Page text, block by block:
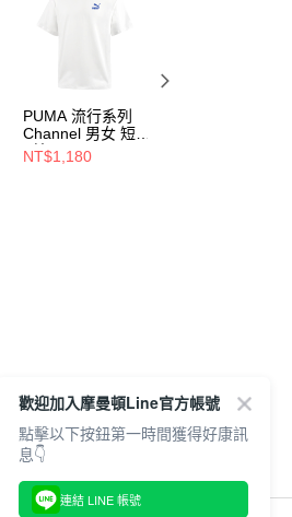
PUMA 流行系列
Channel 男女 短袖
T恤 68234102
NT$1,180
歡迎加入摩曼頓Line官方帳號
點擊以下按鈕第一時間獲得好康訊
息👇
連結 LINE 帳號